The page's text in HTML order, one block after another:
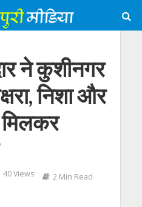
ने कुशीनगर
निशा और
40 Views 2 Min Read